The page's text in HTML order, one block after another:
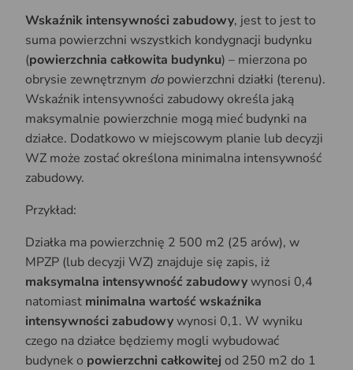
Wskaźnik intensywności zabudowy, jest to jest to
suma powierzchni wszystkich kondygnacji budynku
(powierzchnia całkowita budynku) – mierzona po
obrysie zewnętrznym dopowierzchni działki (terenu).
Wskaźnik intensywności zabudowy określa jaką
maksymalnie powierzchnie mogą mieć budynki na
działce. Dodatkowo w miejscowym planie lub decyzji
WZ może zostać określona minimalna intensywność
zabudowy.
Przykład:
Działka ma powierzchnię 2 500 m2 (25 arów), w
MPZP (lub decyzji WZ) znajduje się zapis, iż
maksymalna intensywność zabudowywynosi 0,4
natomiast minimalna wartość wskaźnika
intensywności zabudowywynosi 0,1. W wyniku
czego na działce będziemy mogli wybudować
budynek o powierzchni całkowitejod 250 m2 do 1